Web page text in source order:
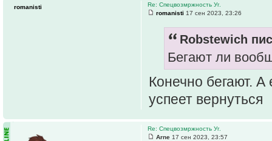
Re: Спецвозмржность Уг.
romanisti 17 сен 2023, 23:26
Robstewich
Бегают ли
Конечно бегают.
успеет вернуться
romanisti
Re: Спецвозмржность Уг.
Arne 17 сен 2023, 23:57